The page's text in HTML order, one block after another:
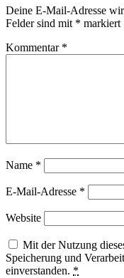
Deine E-Mail-Adresse
Felder sind mit * markiert
Kommentar *
Name *
E-Mail-Adresse *
Website
Mit der Nutzung
Speicherung und
einverstanden. *